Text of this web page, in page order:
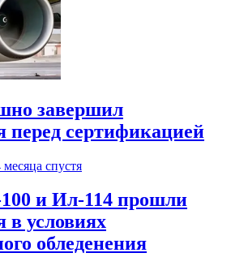
завершил
перед сертификацией
месяца спустя
и Ил-114 прошли
в условиях
обледенения